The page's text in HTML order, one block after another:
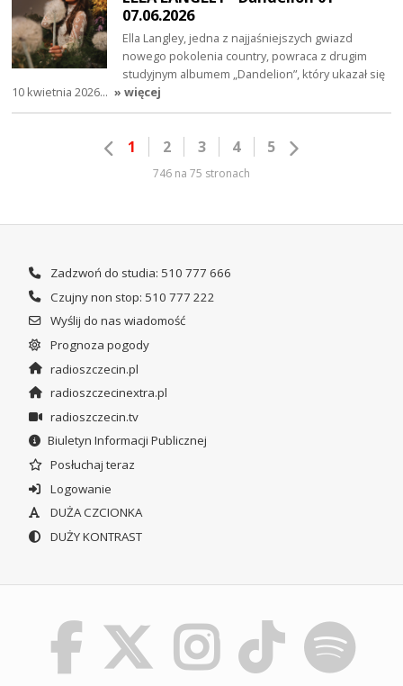
07.06.2026
Ella Langley, jedna z najjaśniejszych gwiazd
nowego pokolenia country, powraca z drugim
studyjnym albumem „Dandelion”, który ukazał się
10 kwietnia 2026… » więcej
1 2 3 4 5
746 na 75 stronach
Zadzwoń do studia: 510 777 666
Czujny non stop: 510 777 222
Wyślij do nas wiadomość
Prognoza pogody
radioszczecin.pl
radioszczecinextra.pl
radioszczecin.tv
Biuletyn Informacji Publicznej
Posłuchaj teraz
Logowanie
DUŻA CZCIONKA
DUŻY KONTRAST